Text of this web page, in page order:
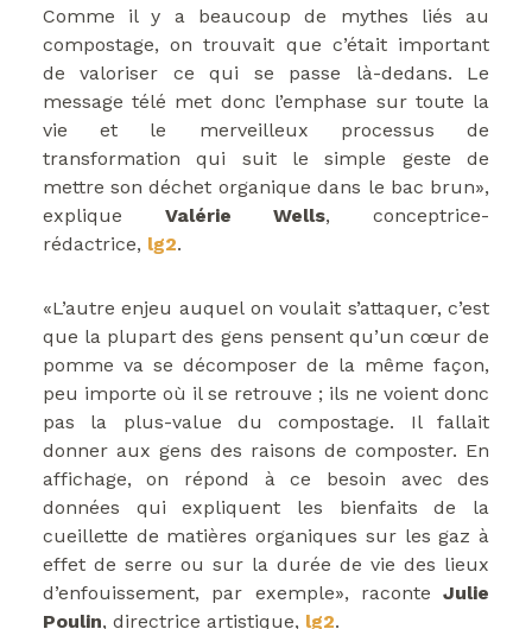
Comme il y a beaucoup de mythes liés au
compostage, on trouvait que c’était important
de valoriser ce qui se passe là-dedans. Le
message télé met donc l’emphase sur toute la
vie et le merveilleux processus de
transformation qui suit le simple geste de
mettre son déchet organique dans le bac brun»,
explique Valérie Wells, conceptrice-
rédactrice, lg2.
«L’autre enjeu auquel on voulait s’attaquer, c’est
que la plupart des gens pensent qu’un cœur de
pomme va se décomposer de la même façon,
peu importe où il se retrouve ; ils ne voient donc
pas la plus-value du compostage. Il fallait
donner aux gens des raisons de composter. En
affichage, on répond à ce besoin avec des
données qui expliquent les bienfaits de la
cueillette de matières organiques sur les gaz à
effet de serre ou sur la durée de vie des lieux
d’enfouissement, par exemple», raconteJulie
Poulin, directrice artistique, lg2.